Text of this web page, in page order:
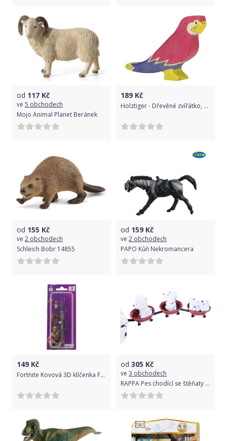
od 117 Kč
ve 5 obchodech
Mojo Animal Planet Beránek
189 Kč
Holztiger - Dřevěné zvířátko, Pták Papoušek Ara
od 155 Kč
ve 2 obchodech
Schleich Bobr 14855
od 159 Kč
ve 2 obchodech
PAPO Kůň Nekromancera
149 Kč
Fortnite Kovová 3D klíčenka Fortnite Heavy Assault Rifle
od 305 Kč
ve 3 obchodech
RAPPA Pes chodící se štěňaty a vodítkem se zvukem